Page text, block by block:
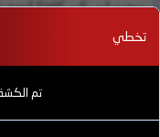
وحيد لم يكن كافيًا
هذه النتيجة عززت من
صدارة الدوري، بينما
القمة. اللقاء شهد
تخطي
تم